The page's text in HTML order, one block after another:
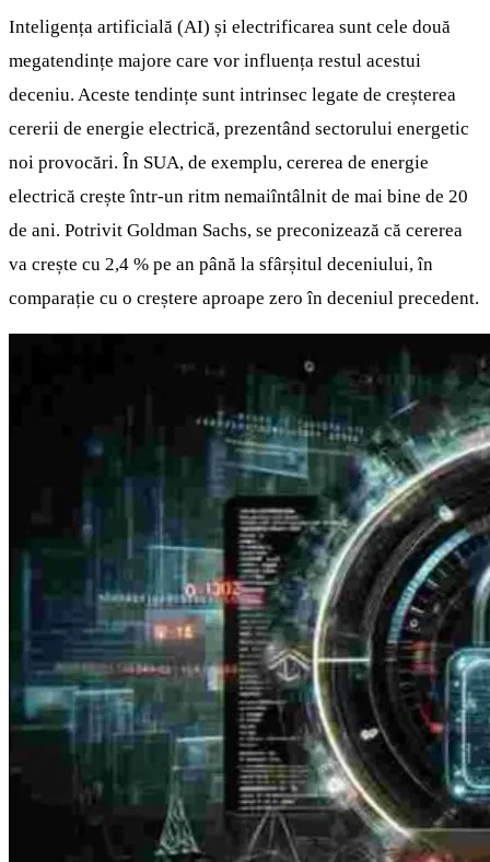
Inteligența artificială (AI) și electrificarea sunt cele două
megatendințe majore care vor influența restul acestui
deceniu. Aceste tendințe sunt intrinsec legate de creșterea
cererii de energie electrică, prezentând sectorului energetic
noi provocări. În SUA, de exemplu, cererea de energie
electrică crește într-un ritm nemaiîntâlnit de mai bine de 20
de ani. Potrivit Goldman Sachs, se preconizează că cererea
va crește cu 2,4 % pe an până la sfârșitul deceniului, în
comparație cu o creștere aproape zero în deceniul precedent.